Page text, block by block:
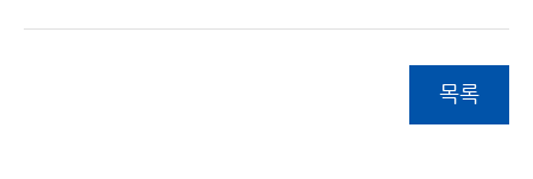
목록